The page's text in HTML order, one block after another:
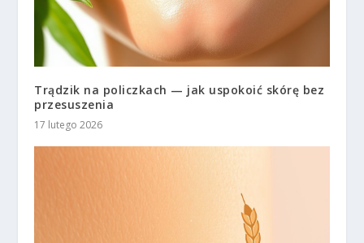
Trądzik na policzkach — jak uspokoić skórę bez
przesuszenia
17 lutego 2026